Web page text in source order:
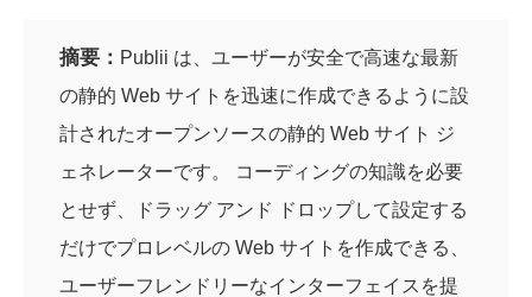
摘要： Publii は、ユーザーが安全で高速な最新
の静的 Web サイトを迅速に作成できるように設
計されたオープンソースの静的 Web サイト ジ
ェネレーターです。 コーディングの知識を必要
とせず、ドラッグ アンド ドロップして設定する
だけでプロレベルの Web サイトを作成できる、
ユーザーフレンドリーなインターフェイスを提